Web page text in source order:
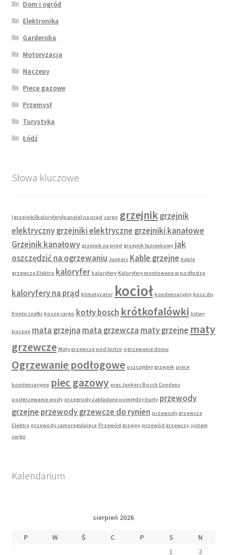
Dom i ogród
Elektronika
Garderoba
Motoryzacja
Naczepy
Piece gazowe
Przemysł
Turystyka
Łódź
Słowa kluczowe
(grzejniki|kaloryfery|panele} na prąd cargo grzejnik grzejnik
elektryczny grzejniki elektryczne grzejniki kanałowe
Grzejnik kanałowy grzejnik na prąd grzejnik łazienkowy jak
oszczędzić na ogrzewaniu Junkers Kable grzejne kable
grzewcze Elektra kaloryfer kaloryfery Kaloryfery montowane w podłodze
kaloryfery na prąd klimatyzator kocioł kondensacyjny kosz do
frontu szafki kosze cargo kotły bosch krótkofalówki listwy
boczne mata grzejna mata grzewcza maty grzejne maty
grzewcze Maty grzewcze pod lustro ogrzewanie domu
Ogrzewanie podłogowe oszczędny grzejnik piece
kondensacyjne piec gazowy piec Junkers Bosch Condens
podgrzewanie wody przegrody zakładane pomiędzy burty przewody
grzejne przewody grzewcze do rynien przewody grzewcze
Elektra przewody samoregulujące Przewód grzejny przewód grzewczy system
cargo
Kalendarium
sierpień 2026
P W Ś C P S
N
1
2